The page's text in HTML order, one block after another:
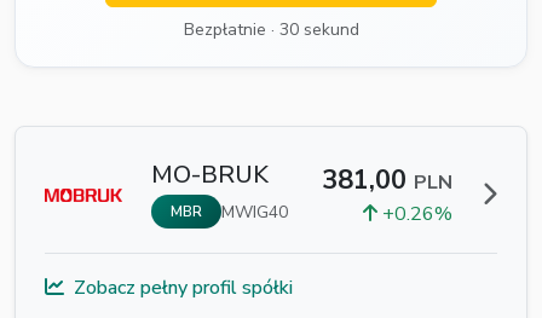
Bezpłatnie · 30 sekund
MO-BRUK
MBR MWIG40
381,00 PLN
+0.26%
Zobacz pełny profil spółki